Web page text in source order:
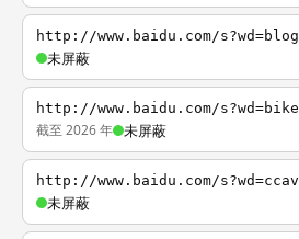
http://www.baidu.com/s?wd=blog
未屏蔽
http://www.baidu.com/s?wd=bike
截至 2026 年 未屏蔽
http://www.baidu.com/s?wd=ccav
未屏蔽